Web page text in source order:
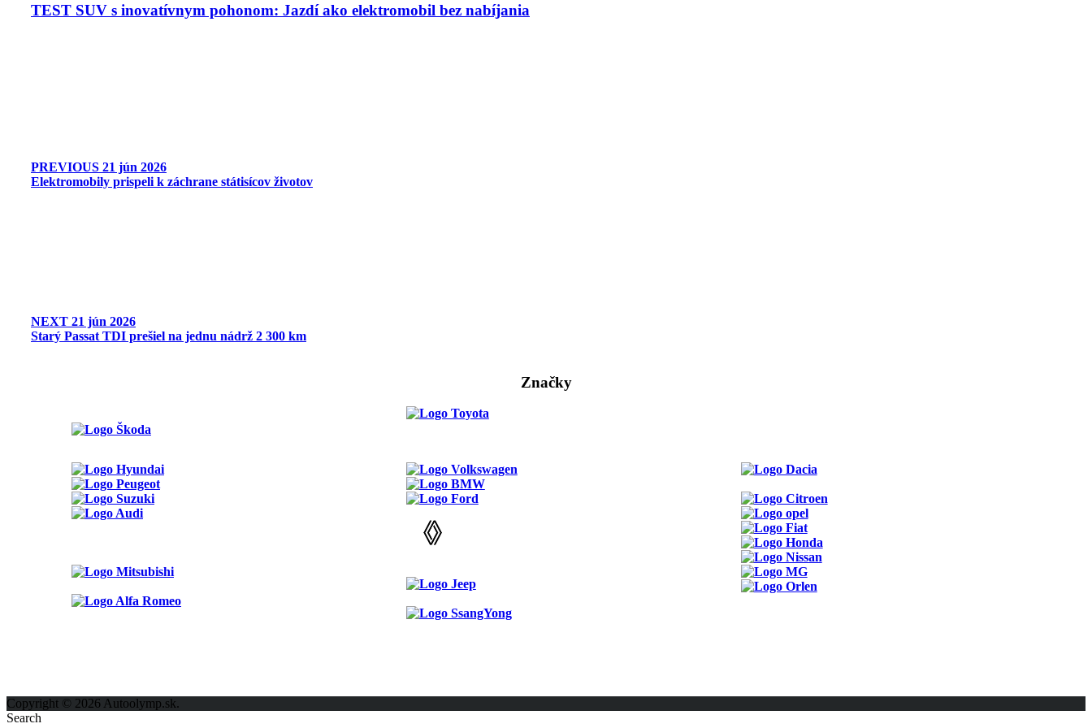
TEST SUV s inovatívnym pohonom: Jazdí ako elektromobil bez nabíjania
PREVIOUS 21 jún 2026
Elektromobily prispeli k záchrane státisícov životov
NEXT 21 jún 2026
Starý Passat TDI prešiel na jednu nádrž 2 300 km
Značky
Copyright © 2026 Autoolymp.sk.
Search